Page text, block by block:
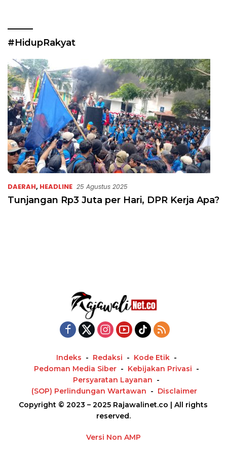
#HidupRakyat
DAERAH, HEADLINE 25 Agustus 2025
Tunjangan Rp3 Juta per Hari, DPR Kerja Apa?
Indeks Redaksi
Kode Etik
Pedoman Media Siber
Kebijakan Privasi
Persyaratan Layanan
(SOP) Perlindungan Wartawan
Disclaimer
Copyright © 2023 – 2025 Rajawalinet.co | All rights
reserved.
Versi Non AMP